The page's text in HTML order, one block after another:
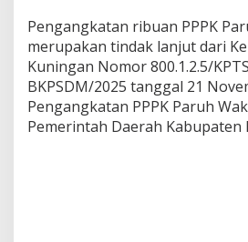
Pengangkatan ribuan PPPK
merupakan tindak lanjut dari
Kuningan Nomor 800.1.2.5/
BKPSDM/2025 tanggal 21
Pengangkatan PPPK Paruh
Pemerintah Daerah Kabupaten